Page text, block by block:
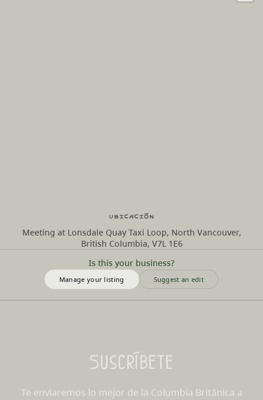
Is this your business?
Manage your listing Suggest an edit
Ubicación
Meeting at Lonsdale Quay Taxi Loop, North Vancouver,
British Columbia, V7L 1E6
Suscríbete
Te enviaremos lo mejor de la Columbia Británica a